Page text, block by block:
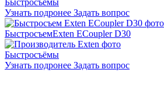
Узнать подронее Задать вопрос
БыстросъемExten ECoupler D30
Быстросъёмы
Узнать подронее Задать вопрос